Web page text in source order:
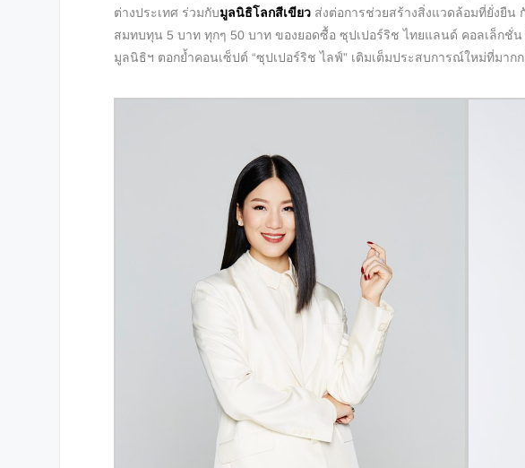
ต่างประเทศ ร่วมกับมูลนิธิโลกสีเขียว ส่งต่อการช่วยสร้างสิ่งแวดล้อมที่ยั่งยืน
สมทบทุน 5 บาท ทุกๆ 50 บาท ของยอดซื้อ ซุปเปอร์ริช ไทยแลนด์ คอลเล็กชั่น
มูลนิธิฯ ตอกย้ำคอนเซ็ปต์ “ซุปเปอร์ริช ไลฟ์” เติมเต็มประสบการณ์ใหม่ที่มากก